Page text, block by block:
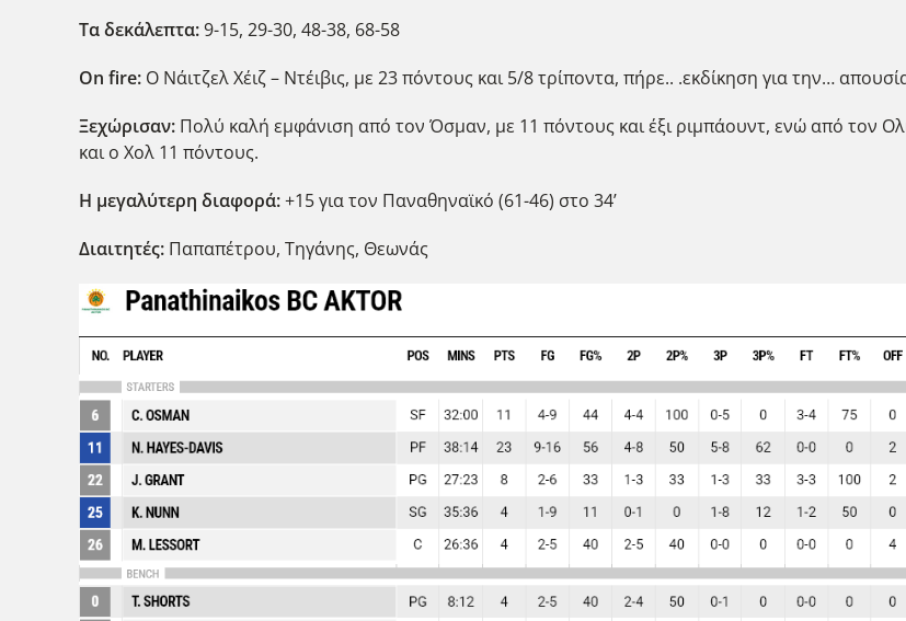
Τα δεκάλεπτα:9-15, 29-30, 48-38, 68-58
Οn fire: Ο Νάιτζελ Χέιζ – Ντέιβις, με 23 πόντους και 5/8 τρίποντα, πήρε.. .εκδίκηση για την…
Ξεχώρισαν: Πολύ καλή εμφάνιση από τον Όσμαν, με 11 πόντους και έξι ριμπάουντ, ενώ από τον
και ο Χολ 11 πόντους.
Η μεγαλύτερη διαφορά:+15 για τον Παναθηναϊκό (61-46) στο 34’
Διαιτητές: Παπαπέτρου, Τηγάνης, Θεωνάς